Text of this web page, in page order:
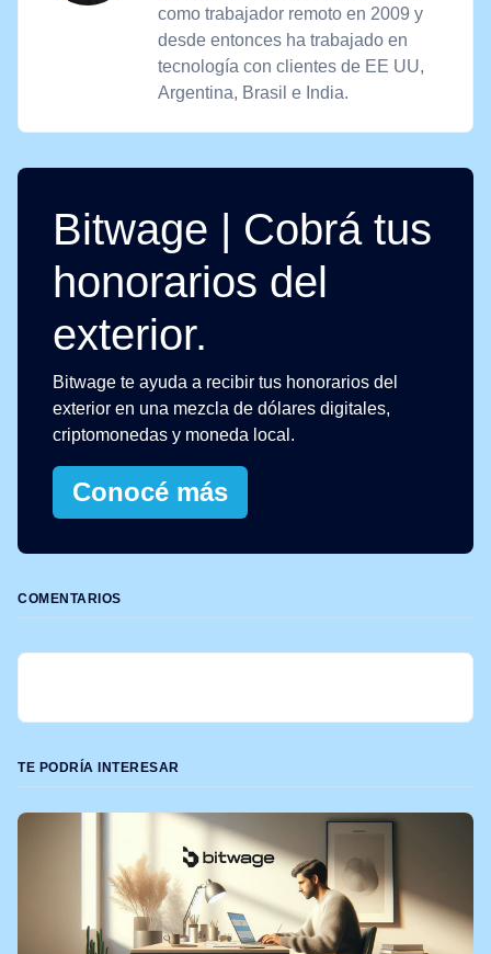
como trabajador remoto en 2009 y
desde entonces ha trabajado en
tecnología con clientes de EE UU,
Argentina, Brasil e India.
Bitwage | Cobrá tus
honorarios del
exterior.
Bitwage te ayuda a recibir tus honorarios del
exterior en una mezcla de dólares digitales,
criptomonedas y moneda local.
Conocé más
COMENTARIOS
TE PODRÍA INTERESAR